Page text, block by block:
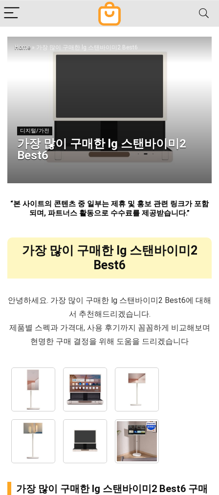
Home » 가장 많이 구매한 lg 스탠바이미2 Best6
디지털/가전
가장 많이 구매한 lg 스탠바이미2
Best6
“본 사이트의 콘텐츠 중 일부는 제휴 및 홍보 관련 링크가 포함
되며, 파트너스 활동으로 수수료를 제공받습니다.”
가장 많이 구매한 lg 스탠바이미2
Best6
안녕하세요. 가장 많이 구매한 lg 스탠바이미2 Best6에 대해
서 추천해드리겠습니다.
제품별 스펙과 가격대, 사용 후기까지 꼼꼼하게 비교해보며
현명한 구매 결정을 위해 도움을 드리겠습니다
가장 많이 구매한 lg 스탠바이미2 Best6 구매